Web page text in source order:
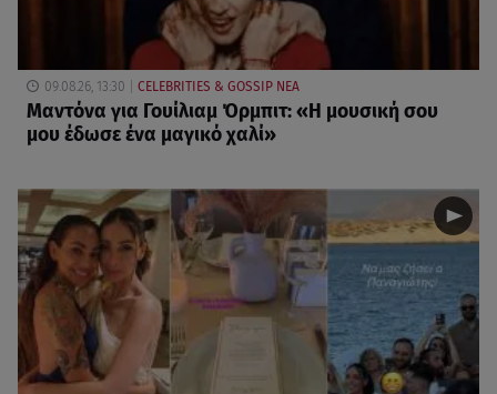
09.08.26, 13:30 CELEBRITIES & GOSSIP ΝΕΑ
Μαντόνα για Γουίλιαμ Όρμπιτ: «Η μουσική σου
μου έδωσε ένα μαγικό χαλί»